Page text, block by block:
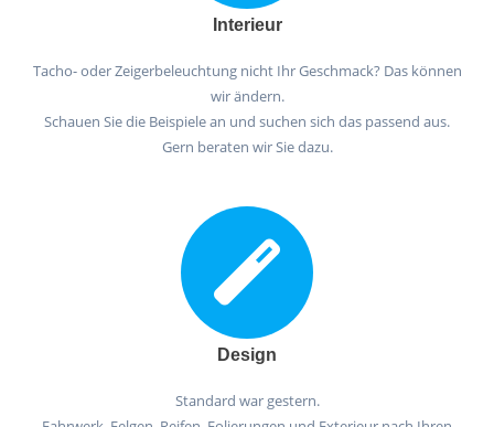
Interieur
Tacho- oder Zeigerbeleuchtung nicht Ihr Geschmack? Das können
wir ändern.
Schauen Sie die Beispiele an und suchen sich das passend aus.
Gern beraten wir Sie dazu.
Design
Standard war gestern.